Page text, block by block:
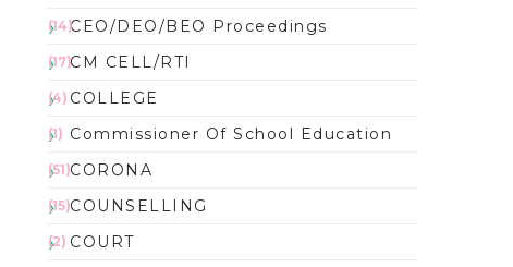
CEO/DEO/BEO Proceedings
(14)
CM CELL/RTI
(17)
COLLEGE
(4)
Commissioner Of School Education
(1)
CORONA
(51)
COUNSELLING
(15)
COURT
(2)